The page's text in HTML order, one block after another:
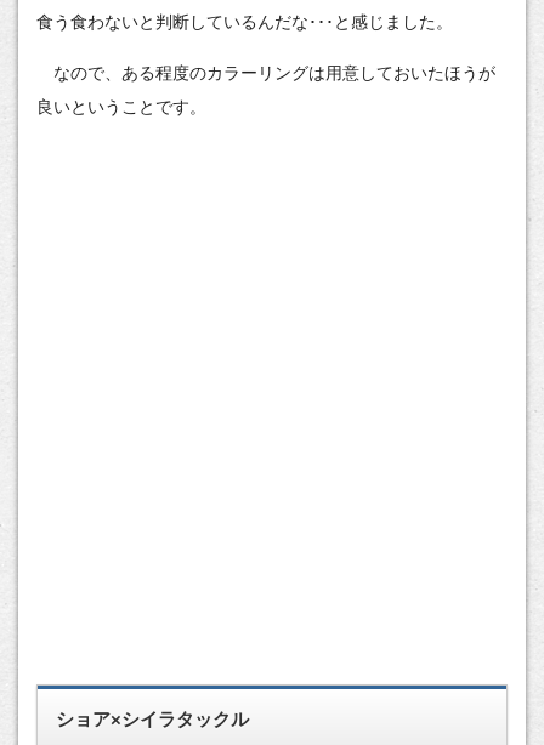
食う食わないと判断しているんだな･･･と感じました。
なので、ある程度のカラーリングは用意しておいたほうが
良いということです。
ショア×シイラタックル